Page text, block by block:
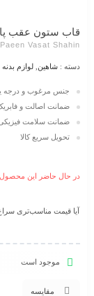
قاب ستون عقب
Vasat Shahin
دسته : شاهین لوازم
جنس مرغوب و درجه
ضمانت اصالت و
ضمانت سلامت
تحویل سریع کالا
در حال حاضر این محصول
آیا قیمت مناسب‌تری
موجود است
مقایسه